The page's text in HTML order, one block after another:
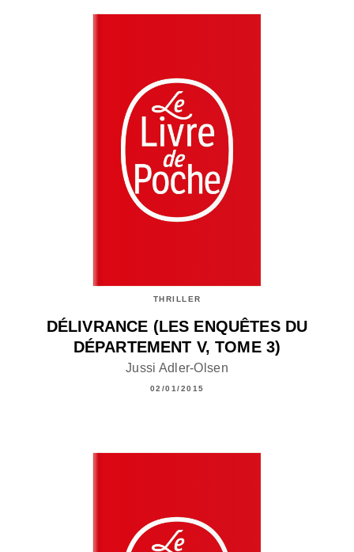
THRILLER
DÉLIVRANCE (LES ENQUÊTES DU
DÉPARTEMENT V, TOME 3)
Jussi Adler-Olsen
02/01/2015